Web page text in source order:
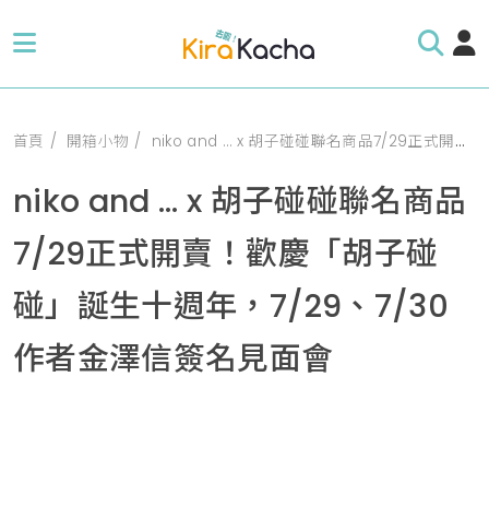
首頁 開箱小物 niko and … x 胡子碰碰聯名商品7/29正式開賣！歡慶「胡子碰碰」誕生十週年，7/29、7/30作者金澤信簽名見面會
niko and … x 胡子碰碰聯名商品
7/29正式開賣！歡慶「胡子碰
碰」誕生十週年，7/29、7/30
作者金澤信簽名見面會